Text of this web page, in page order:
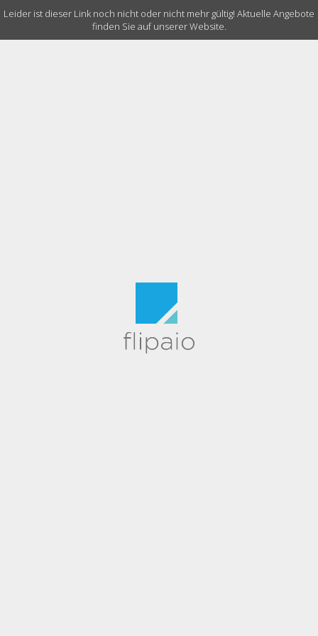
Leider ist dieser Link noch nicht oder nicht mehr gültig! Aktuelle Angebote
finden Sie auf unserer Website.